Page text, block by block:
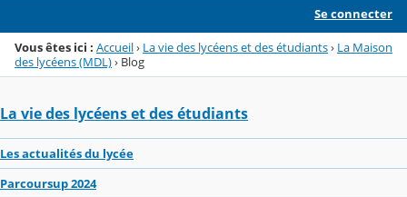
Se connecter
Vous êtes ici : Accueil› La vie des lycéens et des étudiants› La Maison
des lycéens (MDL)› Blog
La vie des lycéens et des étudiants
Les actualités du lycée
Parcoursup 2024